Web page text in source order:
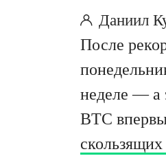
Даниил
После
неделе — а
BTC